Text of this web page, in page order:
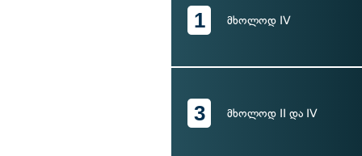
1 მხოლოდ IV
3 მხოლოდ II და IV